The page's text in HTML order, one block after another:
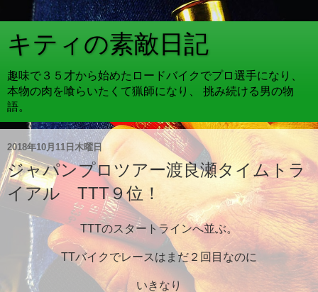
キティの素敵日記
趣味で３５才から始めたロードバイクでプロ選手になり、
本物の肉を喰らいたくて猟師になり、 挑み続ける男の物
語。
2018年10月11日木曜日
ジャパンプロツアー渡良瀬タイムトラ
イアル TTT９位！
TTTのスタートラインへ並ぶ。
TTバイクでレースはまだ２回目なのに
いきなり